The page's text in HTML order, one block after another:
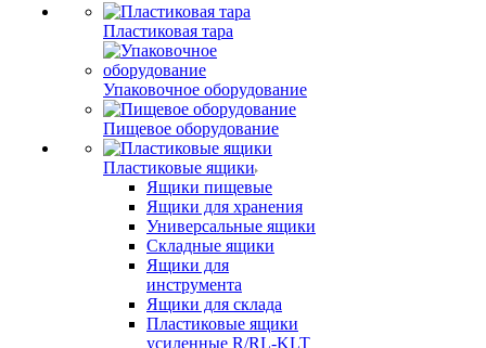
Пластиковая тара
Упаковочное оборудование
Пищевое оборудование
Пластиковые ящики
Ящики пищевые
Ящики для хранения
Универсальные ящики
Складные ящики
Ящики для
инструмента
Ящики для склада
Пластиковые ящики
усиленные R/RL-KLT